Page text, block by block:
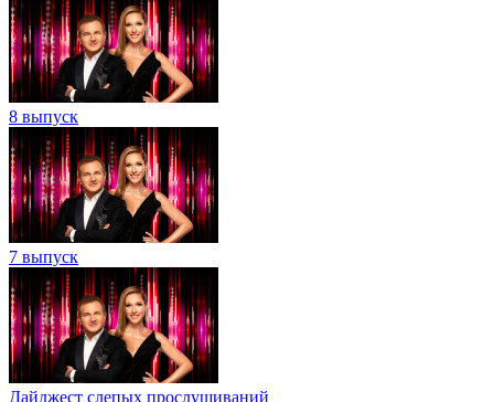
8 выпуск
7 выпуск
Дайджест слепых прослушиваний